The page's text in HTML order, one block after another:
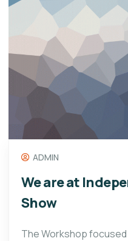
ADMIN
We are at
Show
The Workshop focused